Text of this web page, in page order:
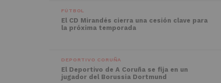
FÚTBOL
El CD Mirandés cierra una cesión clave para
la próxima temporada
DEPORTIVO CORUÑA
El Deportivo de A Coruña se fija en un
jugador del Borussia Dortmund